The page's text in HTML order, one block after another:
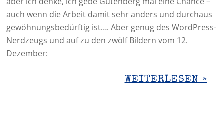
auch wenn die Arbeit damit sehr anders und durchaus
gewöhnungsbedürftig ist…. Aber genug des WordPress-
Nerdzeugs und auf zu den zwölf Bildern vom 12.
Dezember:
WEITERLESEN »